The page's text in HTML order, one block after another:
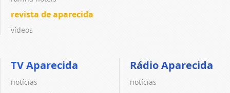
revista de aparecida
vídeos
TV Aparecida
notícias
Rádio Aparecida
notícias